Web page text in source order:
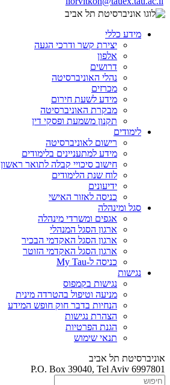
מידע כללי
יצירת קשר ודרכי הגעה
אלפון
דרושים
נהלי האוניברסיטה
מכרזים
מידע לשעת חירום
מבקרת האוניברסיטה
תקנון משמעת ופסקי דין
לימודים
רישום לאוניברסיטה
מידע למתעניינים בלימודים
חישוב סיכויי קבלה לתואר ראשון
לוח שנת הלימודים
ידיעונים
כניסה לאזור האישי
סגל ומינהלה
אגפים ומשרדי מינהלה
ארגון הסגל המנהלי
ארגון הסגל האקדמי הבכיר
ארגון הסגל האקדמי הזוטר
כניסה ל-My Tau
נגישות
נגישות בקמפוס
מניעה וטיפול בהטרדה מינית
הנחיות בדבר חוק חופש המידע
הצהרת נגישות
הגנת הפרטיות
תנאי שימוש
אוניברסיטת תל אביב
P.O. Box 39040, Tel Aviv 6997801